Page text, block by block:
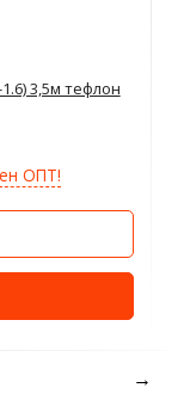
3,5м тефлон
ОПТ!